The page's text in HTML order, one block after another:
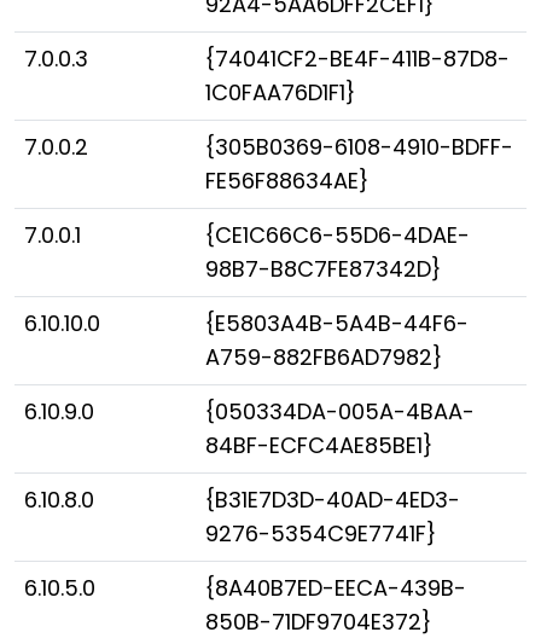
7.0.0.3
{74041CF2-BE4F-411B-87D8-
1C0FAA76D1F1}
7.0.0.2
{305B0369-6108-4910-BDFF-
FE56F88634AE}
7.0.0.1
{CE1C66C6-55D6-4DAE-
98B7-B8C7FE87342D}
6.10.10.0
{E5803A4B-5A4B-44F6-
A759-882FB6AD7982}
6.10.9.0
{050334DA-005A-4BAA-
84BF-ECFC4AE85BE1}
6.10.8.0
{B31E7D3D-40AD-4ED3-
9276-5354C9E7741F}
6.10.5.0
{8A40B7ED-EECA-439B-
850B-71DF9704E372}